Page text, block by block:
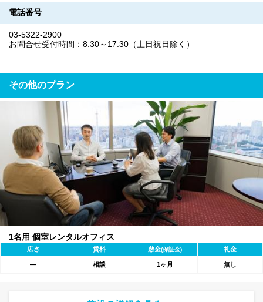
電話番号
03-5322-2900
お問合せ受付時間：8:30～17:30（土日祝日除く）
その他のプラン
1名用 個室レンタルオフィス
広さ 賃料 敷金(保証金) 礼金
― 相談 1ヶ月 無し